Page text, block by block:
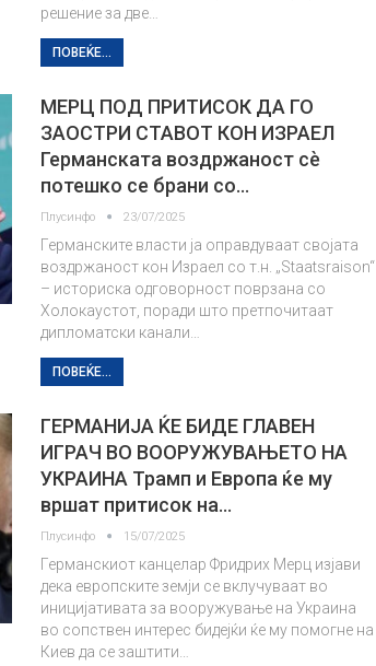
решение за две…
ПОВЕЌЕ...
МЕРЦ ПОД ПРИТИСОК ДА ГО
ЗАОСТРИ СТАВОТ КОН ИЗРАЕЛ
Германската воздржаност сè
потешко се брани со…
Плусинфо 23/07/2025
Германските власти ја оправдуваат својата
воздржаност кон Израел со т.н. „Staatsraison“
– историска одговорност поврзана со
Холокаустот, поради што претпочитаат
дипломатски канали…
ПОВЕЌЕ...
ГЕРМАНИЈА ЌЕ БИДЕ ГЛАВЕН
ИГРАЧ ВО ВООРУЖУВАЊЕТО НА
УКРАИНА Трамп и Европа ќе му
вршат притисок на…
Плусинфо 15/07/2025
Германскиот канцелар Фридрих Мерц изјави
дека европските земји се вклучуваат во
иницијативата за вооружување на Украина
во сопствен интерес бидејќи ќе му помогне на
Киев да се заштити…